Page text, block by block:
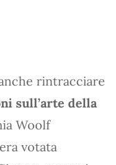
rintracciare
sull’arte della
Woolf
votata